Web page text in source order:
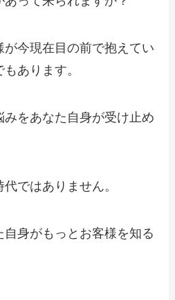
今現在目の前で抱えてい
あります。
をあなた自身が受け止め
ではありません。
身がもっとお客様を知る